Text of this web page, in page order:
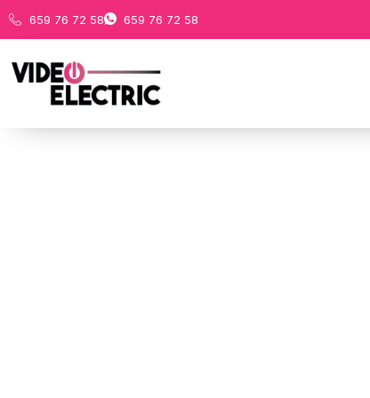
659 76 72 58 659 76 72 58